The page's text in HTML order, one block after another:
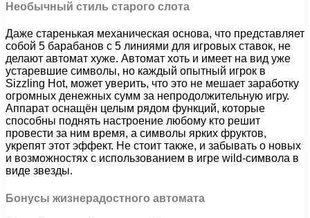
Необычный стиль старого слота
Даже старенькая механическая основа, что представляет
собой 5 барабанов с 5 линиями для игровых ставок, не
делают автомат хуже. Автомат хоть и имеет на вид уже
устаревшие символы, но каждый опытный игрок в
Sizzling Hot, может уверить, что это не мешает заработку
огромных денежных сумм за непродолжительную игру.
Аппарат оснащён целым рядом функций, которые
способны поднять настроение любому кто решит
провести за ним время, а символы ярких фруктов,
укрепят этот эффект. Не стоит также, и забывать о новых
и возможностях с использованием в игре wild-символа в
виде звезды.
Бонусы жизнерадостного автомата